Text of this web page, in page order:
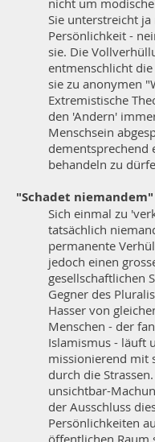
nicht um
Sie unterstreicht
Persönlichkeit -
sie. Die
entmenschlicht
sie zu anonymen
Extremistische
den 'Andern'
Menschsein
dementsprechend
behandeln zu
"Schadet niemandem"
Sich einmal zu
tatsächlich
permanente
jedoch einen
gesellschaftlichen
Gegner des
Hasser von
Menschen - der
Islamismus - läuft
missionierend mit
durch die
unsichtbar-
der Ausschluss
Persönlichkeiten
öffentlichen Raum